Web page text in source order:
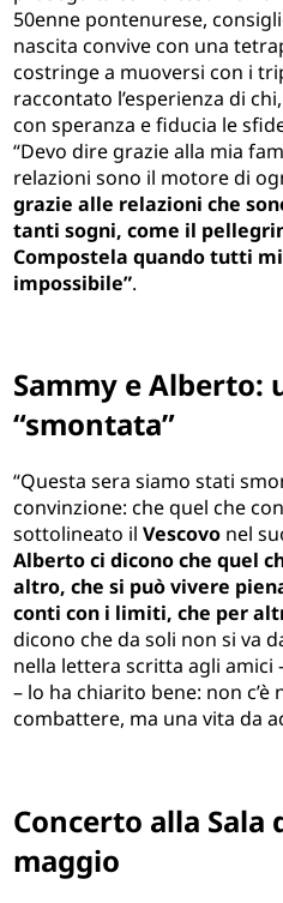
50enne pontenurese,
nascita convive con una
costringe a muoversi con i
raccontato l’esperienza di
con speranza e fiducia le
“Devo dire grazie alla mia
relazioni sono il motore di
grazie alle relazioni che
tanti sogni, come il
Compostela quando tutti
impossibile”.
Sammy e Alberto:
“smontata”
“Questa sera siamo stati
convinzione: che quel che
sottolineato ilVescovo nel
Alberto ci dicono che quel
altro, che si può vivere
conti con i limiti, che per
dicono che da soli non si va
nella lettera scritta agli
– lo ha chiarito bene: non c’è
combattere, ma una vita da
Concerto alla Sala
maggio